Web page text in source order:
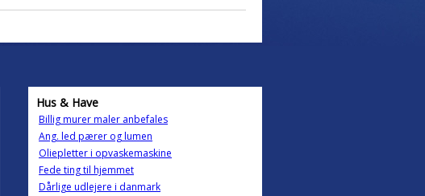
Hus & Have
Billig murer maler anbefales
Ang. led pærer og lumen
Oliepletter i opvaskemaskine
Fede ting til hjemmet
Dårlige udlejere i danmark